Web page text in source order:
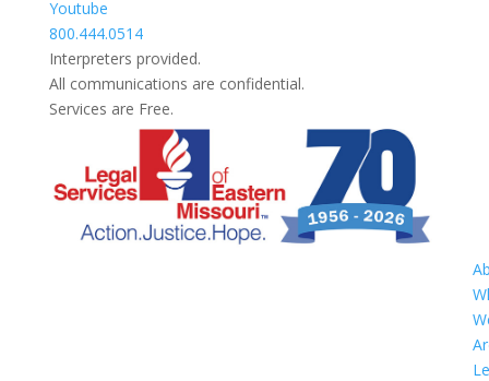
Youtube
800.444.0514
Interpreters provided.
All communications are confidential.
Services are Free.